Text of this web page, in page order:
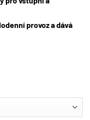
provoz a dává